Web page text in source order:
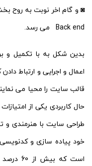
◙ و گام اخر نوبت به روح
Back end می رسد.
بدین شکل به با تکمیل و
قالب سایت را محیا می
حال کاربردی یکی از
طراحی سایت با هنرمندی و
خود پیاده سازی و
است که